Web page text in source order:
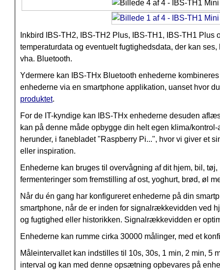
Inkbird IBS-TH2, IBS-TH2 Plus, IBS-TH1, IBS-TH1
temperaturdata og eventuelt fugtighedsdata, der kan
vha. Bluetooth.
Ydermere kan IBS-THx Bluetooth enhederne
enhederne via en smartphone applikation, uanset hvor
produktet.
For de IT-kyndige kan IBS-THx enhederne desuden
kan på denne måde opbygge din helt egen klima/
herunder, i fanebladet "Raspberry Pi...", hvor vi giver et
eller inspiration.
Enhederne kan bruges til overvågning af dit hjem, bil,
fermenteringer som fremstilling af ost, yoghurt, brød, øl
Når du én gang har konfigureret enhederne på din
smartphone, når de er inden for signalrækkevidden ved
og fugtighed eller historikken. Signalrækkevidden er
Enhederne kan rumme cirka 30000 målinger, med et
Måleintervallet kan indstilles til 10s, 30s, 1 min, 2 min, 5
interval og kan med denne opsætning opbevares på